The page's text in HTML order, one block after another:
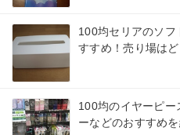
100均セリアのソフ
すすめ！売り場はど
100均のイヤーピ
ーなどのおすすめ